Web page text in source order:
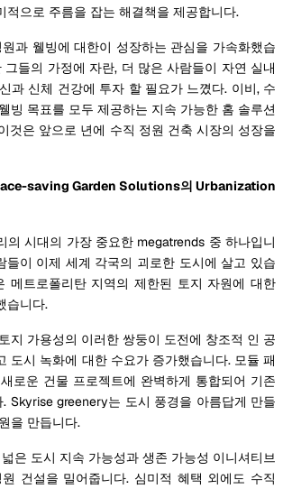
적으로 주름을 잡는 해결책을 제공합니다.
과 웰빙에 대한이 성장하는 관심을 가속화했습
그들의 가정에 자란, 더 많은 사람들이 자연 실내
과 신체 건강에 투자 할 필요가 느꼈다. 이비, 수
빙 목표를 모두 제공하는 지속 가능한 홈 솔루션
것은 앞으로 년에 수직 정원 건축 시장의 성장을
saving Garden Solutions의 Urbanization
의 시대의 가장 중요한 megatrends 중 하나입니
들이 이제 세계 각국의 괴로한 도시에 살고 있습
메트로폴리탄 지역의 제한된 토지 자원에 대한
습니다.
지 가용성의 이러한 쌍둥이 도전에 창조적 인 공
도시 녹화에 대한 수요가 증가했습니다. 모듈 패
로운 건물 프로젝트에 완벽하게 통합되어 기존
. Skyrise greenery는 도시 풍경을 아름답게 만들
을 만듭니다.
은 도시 지속 가능성과 생존 가능성 이니셔티브
건설을 밀어줍니다. 심미적 혜택 외에도 수직